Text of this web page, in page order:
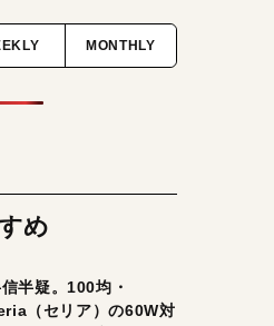
MONTHLY
め
半疑。100均・
（セリア）の60W対